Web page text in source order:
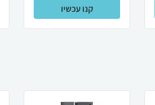
קנו עכשיו